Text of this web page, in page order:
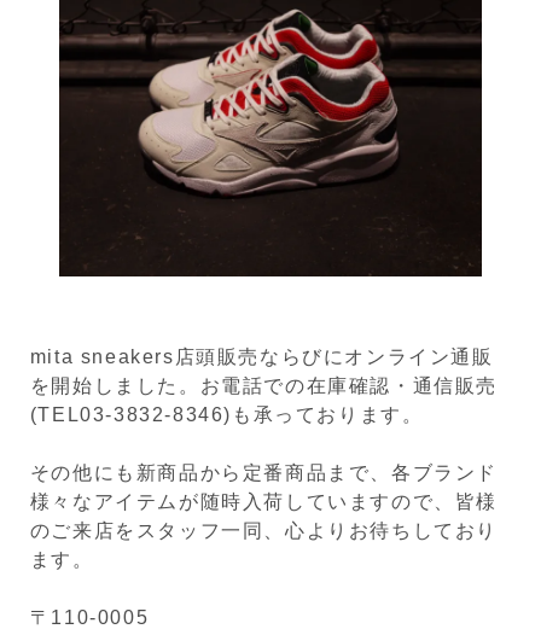
mita sneakers店頭販売ならびにオンライン通販
を開始しました。お電話での在庫確認・通信販売
(TEL03-3832-8346)も承っております。
その他にも新商品から定番商品まで、各ブランド
様々なアイテムが随時入荷していますので、皆様
のご来店をスタッフ一同、心よりお待ちしており
ます。
〒110-0005